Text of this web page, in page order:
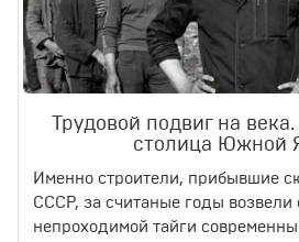
Трудовой подвиг на
столица Южной
Именно строители, прибывшие
СССР, за считаные годы возвели
непроходимой тайги